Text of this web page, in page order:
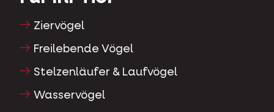
Ziervögel
Freilebende Vögel
Stelzenläufer & Laufvögel
Wasservögel